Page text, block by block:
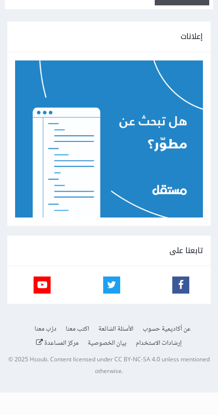
إعلانات
تابعنا على
عن أكاديمية حسوب الأسئلة الشائعة اكتب معنا
درّب معنا
إرشادات الاستخدام
بيان الخصوصية مركز المساعدة
© 2025 Hsoub.Content licensed underCC BY-NC-SA 4.0unless mentioned
otherwise.